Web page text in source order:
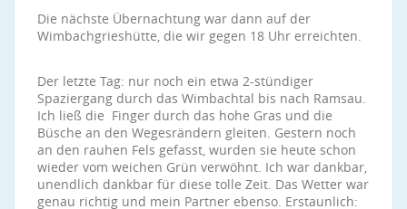
Die nächste Übernachtung war dann auf der
Wimbachgrieshütte, die wir gegen 18 Uhr erreichten.
Der letzte Tag: nur noch ein etwa 2-stündiger
Spaziergang durch das Wimbachtal bis nach Ramsau.
Ich ließ die Finger durch das hohe Gras und die
Büsche an den Wegesrändern gleiten. Gestern noch
an den rauhen Fels gefasst, wurden sie heute schon
wieder vom weichen Grün verwöhnt. Ich war dankbar,
unendlich dankbar für diese tolle Zeit. Das Wetter war
genau richtig und mein Partner ebenso. Erstaunlich: